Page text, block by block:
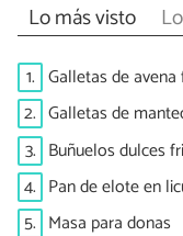
Lo más visto
1. Galletas de
2. Galletas de
3. Buñuelos dulces
4. Pan de elote en
5. Masa para donas